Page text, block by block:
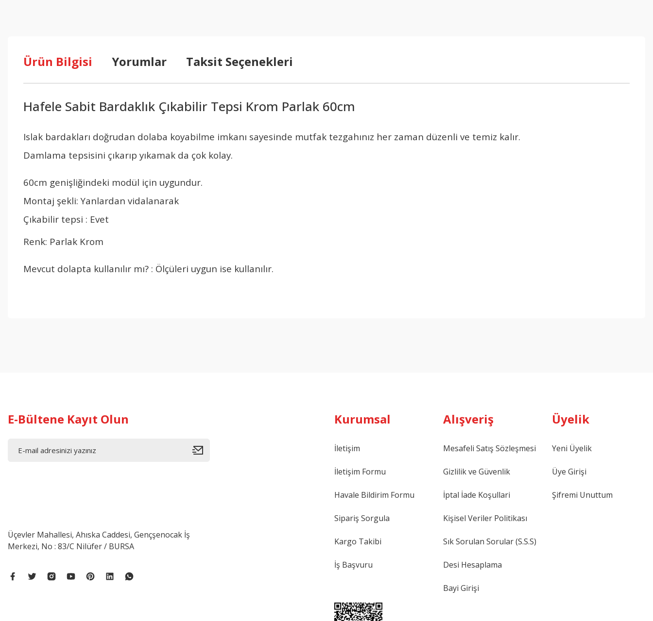
Ürün Bilgisi Yorumlar Taksit Seçenekleri
Hafele Sabit Bardaklık Çıkabilir Tepsi Krom Parlak 60cm
Islak bardakları doğrudan dolaba koyabilme imkanı sayesinde mutfak tezgahınız her zaman düzenli ve temiz kalır.
Damlama tepsisini çıkarıp yıkamak da çok kolay.
60cm genişliğindeki modül için uygundur.
Montaj şekli: Yanlardan vidalanarak
Çıkabilir tepsi : Evet
Renk: Parlak Krom
Mevcut dolapta kullanılır mı? : Ölçüleri uygun ise kullanılır.
E-Bültene Kayıt Olun
Üçevler Mahallesi, Ahıska Caddesi, Gençşenocak İş
Merkezi, No : 83/C Nilüfer / BURSA
Kurumsal
İletişim
İletişim Formu
Havale Bildirim Formu
Sipariş Sorgula
Kargo Takibi
İş Başvuru
Alışveriş
Mesafeli Satış Sözleşmesi
Gizlilik ve Güvenlik
İptal İade Koşullari
Kişisel Veriler Politikası
Sık Sorulan Sorular (S.S.S)
Desi Hesaplama
Bayi Girişi
Üyelik
Yeni Üyelik
Üye Girişi
Şifremi Unuttum